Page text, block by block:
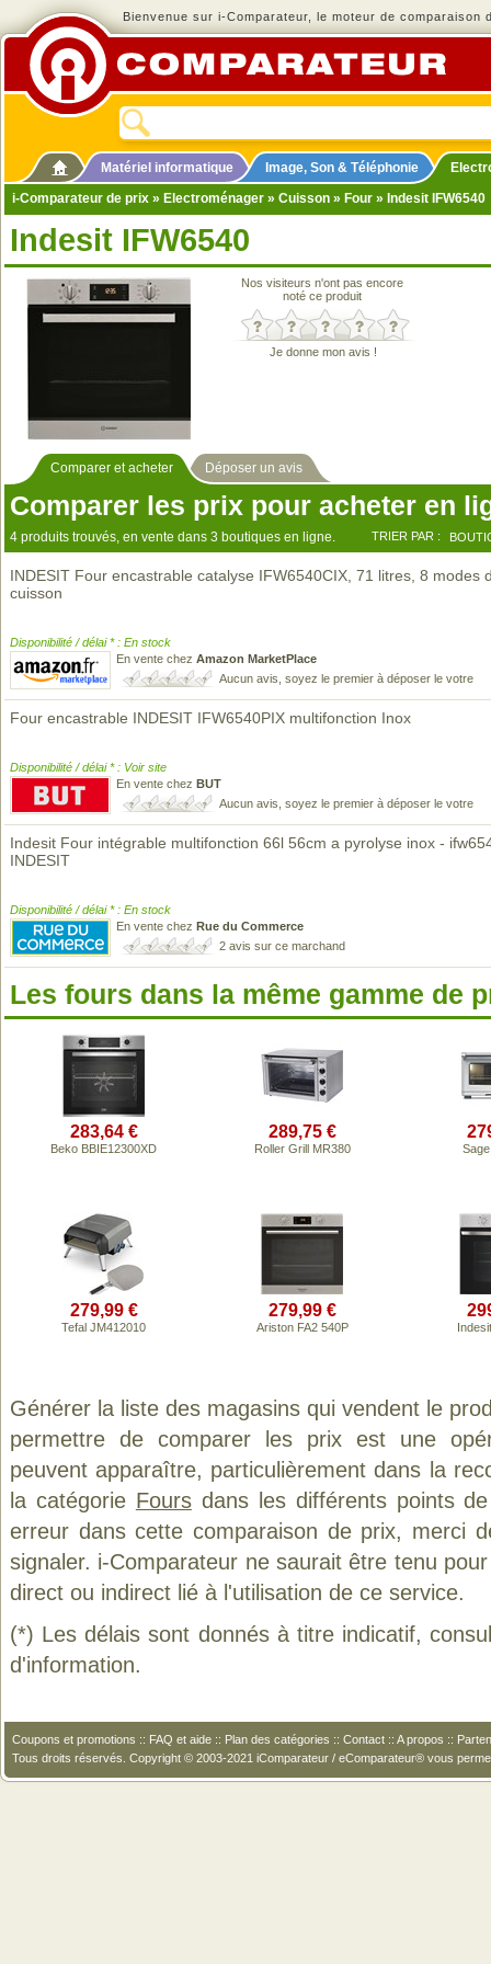
Bienvenue sur i-Comparateur, le moteur de comparaison
Matériel informatique Image, Son & Téléphonie
i-Comparateur de prix » Electroménager » Cuisson » Four » Indesit IFW6540
Indesit IFW6540
Nos visiteurs n'ont pas encore
noté ce produit
Je donne mon avis !
Comparer et acheter Déposer un avis
Comparer les prix pour acheter en
4 produits trouvés, en vente dans 3 boutiques en ligne. TRIER PAR :
INDESIT Four encastrable catalyse IFW6540CIX, 71 litres, 8 modes
cuisson
Disponibilité / délai * : En stock
En vente chez Amazon MarketPlace
Aucun avis, soyez le premier à déposer le votre
Four encastrable INDESIT IFW6540PIX multifonction Inox
Disponibilité / délai * : Voir site
En vente chez BUT
Aucun avis, soyez le premier à déposer le votre
Indesit Four intégrable multifonction 66l 56cm a pyrolyse inox -
INDESIT
Disponibilité / délai * : En stock
En vente chez Rue du Commerce
2 avis sur ce marchand
Les fours dans la même gamme de
283,64 €
Beko BBIE12300XD
289,75 €
Roller Grill MR380
279,99 €
Tefal JM412010
279,99 €
Ariston FA2 540P
Générer la liste des magasins qui vendent le
permettre de comparer les prix est une
peuvent apparaître, particulièrement dans la
la catégorie Foursdans les différents points
erreur dans cette comparaison de prix, merci
signaler. i-Comparateur ne saurait être tenu
direct ou indirect lié à l'utilisation de ce service.
(*) Les délais sont donnés à titre indicatif,
d'information.
Coupons et promotions :: FAQ et aide :: Plan des catégories :: Contact :: A propos ::
Tous droits réservés. Copyright © 2003-2021 iComparateur / eComparateur® vous